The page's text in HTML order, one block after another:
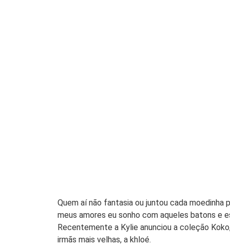
Quem aí não fantasia ou juntou cada
meus amores eu sonho com aqueles batons e
Recentemente a Kylie anunciou a coleção
irmãs mais velhas, a khloé.